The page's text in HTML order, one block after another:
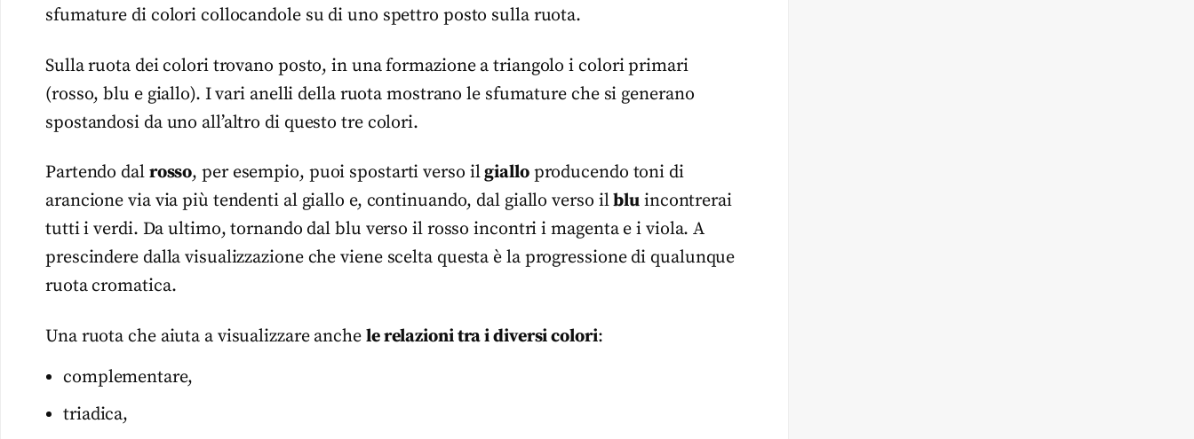
sfumature di colori collocandole su di uno spettro posto sulla ruota.
Sulla ruota dei colori trovano posto, in una formazione a triangolo i colori primari
(rosso, blu e giallo). I vari anelli della ruota mostrano le sfumature che si generano
spostandosi da uno all’altro di questo tre colori.
Partendo dal rosso, per esempio, puoi spostarti verso ilgialloproducendo toni di
arancione via via più tendenti al giallo e, continuando, dal giallo verso ilblu incontrerai
tutti i verdi. Da ultimo, tornando dal blu verso il rosso incontri i magenta e i viola. A
prescindere dalla visualizzazione che viene scelta questa è la progressione di qualunque
ruota cromatica.
Una ruota che aiuta a visualizzare anche le relazioni tra i diversi colori:
complementare,
triadica,